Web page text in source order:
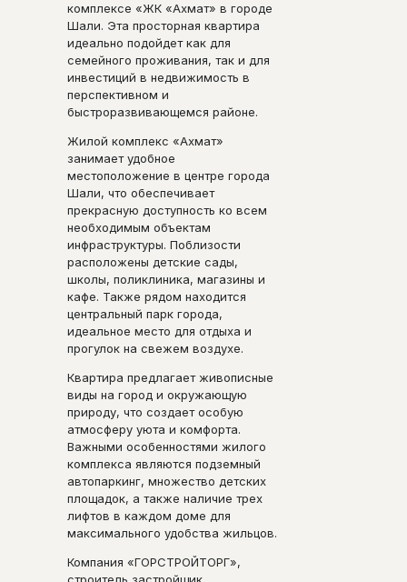
комплексе «ЖК «Ахмат» в городе
Шали. Эта просторная квартира
идеально подойдет как для
семейного проживания, так и для
инвестиций в недвижимость в
перспективном и
быстроразвивающемся районе.
Жилой комплекс «Ахмат»
занимает удобное
местоположение в центре города
Шали, что обеспечивает
прекрасную доступность ко всем
необходимым объектам
инфраструктуры. Поблизости
расположены детские сады,
школы, поликлиника, магазины и
кафе. Также рядом находится
центральный парк города,
идеальное место для отдыха и
прогулок на свежем воздухе.
Квартира предлагает живописные
виды на город и окружающую
природу, что создает особую
атмосферу уюта и комфорта.
Важными особенностями жилого
комплекса являются подземный
автопаркинг, множество детских
площадок, а также наличие трех
лифтов в каждом доме для
максимального удобства жильцов.
Компания «ГОРСТРОЙТОРГ»,